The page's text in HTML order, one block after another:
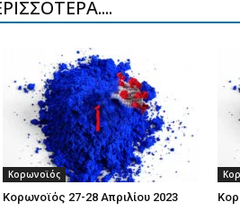
Κορωνοϊός
Κορωνοϊός 27-28 Απριλίου 2023